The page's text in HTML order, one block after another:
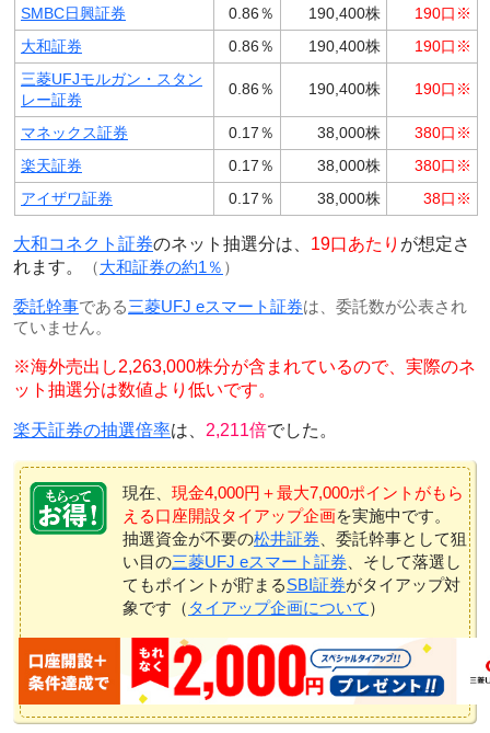
SMBC日興証券 0.86％ 190,400株
190口※
大和証券
0.86％ 190,400株
190口※
三菱UFJモルガン・スタン
レー証券
0.86％ 190,400株 190口※
マネックス証券 0.17％ 38,000株
380口※
楽天証券
0.17％ 38,000株
380口※
アイザワ証券
0.17％ 38,000株 38口※
大和コネクト証券のネット抽選分は、 19口あたり が想定さ
れます。
（大和証券の約1％ ）
委託幹事である三菱UFJ eスマート証券は、委託数が公表され
ていません。
※海外売出し2,263,000株分が含まれているので、実際のネ
ット抽選分は数値より低いです。
楽天証券の抽選倍率は、 2,211倍でした。
現在、 現金4,000円＋最大7,000ポイントがもら
える口座開設タイアップ企画を実施中です。
抽選資金が不要の松井証券 、委託幹事として狙
い目の三菱UFJ eスマート証券 、そして落選し
てもポイントが貯まるSBI証券がタイアップ対
象です（ タイアップ企画について ）